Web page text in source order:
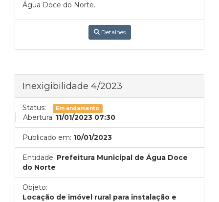
Água Doce do Norte.
Detalhes
Inexigibilidade 4/2023
Status: Em andamento
Abertura: 11/01/2023 07:30
Publicado em: 10/01/2023
Entidade: Prefeitura Municipal de Água Doce
do Norte
Objeto:
Locação de imóvel rural para instalação e